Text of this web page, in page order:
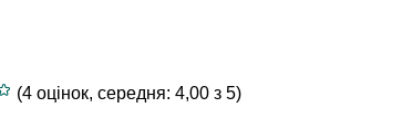
(4 оцінок, середня: 4,00 з 5)